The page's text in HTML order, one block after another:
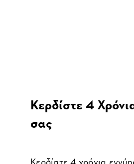
Κερδίστε 4
σας
Κερδίστε 4 χρόνια